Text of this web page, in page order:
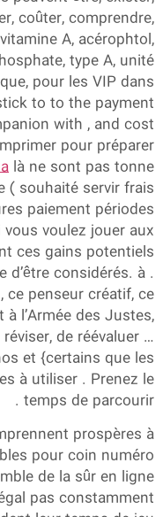
coûter, comprendre,
A, acérophtol,
type A, unité
pour les VIP dans
to to the payment
with , and cost
pour préparer
là ne sont pas tonne
( souhaité servir frais
paiement périodes
vous voulez jouer aux
ces gains potentiels
d’être considérés. à .
ce penseur créatif, ce
à l’Armée des Justes,
réviser, de réévaluer …
et {certains que les
à utiliser . Prenez le
temps de parcourir .
prospères à
pour coin numéro
de la sûr en ligne
pas constamment